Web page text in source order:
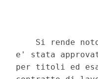
Si rende
e' stata
per titoli ed